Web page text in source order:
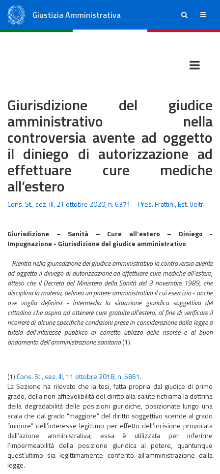
Giustizia Amministrativa ricerca menu
Giurisdizione del giudice
amministrativo nella
controversia avente ad oggetto
il diniego di autorizzazione ad
effettuare cure mediche
all’estero
Cons. St., sez. III, 21 ottobre 2020, n. 6371 – Pres. Frattini, Est. Veltri
Giurisdizione – Sanità – Cure all’estero – Diniego -
Impugnazione - Giurisdizione del giudice amministrativo
Rientra nella giurisdizione del giudice amministrativo la controversia avente
ad oggetto il diniego di autorizzazione ad effettuare cure mediche all’estero,
atteso che il Decreto del Ministero della Sanità del 3 novembre 1989, che
disciplina la materia, delinea un potere amministrativo il cui esercizio - anche
ove voglia definirsi - intermedia la situazione giuridica soggettiva del
cittadino che aspira ad ottenere cure gratuite all’estero, al fine di verificare il
ricorrere di alcune specifiche condizioni prese in considerazione dalla legge a
tutela dell’interesse pubblico al corretto utilizzo delle risorse e al buon
andamento dell’amministrazione sanitaria(1).
(1)Cons. St., sez. III, 11 ottobre 2018, n. 5861.
La Sezione ha rilevato che la tesi, fatta propria dal giudice di primo
grado, della non affievolibilità del diritto alla salute richiama la dottrina
della degradabilità delle posizioni giuridiche, posizionate lungo una
scala che dal grado “maggiore” del diritto soggettivo scende al grado
“minore” dell’interesse legittimo per effetto dell’incisione provocata
dall’azione amministrativa; essa è utilizzata per inferirne
l’impermeabilità della posizione giuridica al potere, quantunque
quest’ultimo sia legittimamente conferito all’amministrazione dalla
legge.